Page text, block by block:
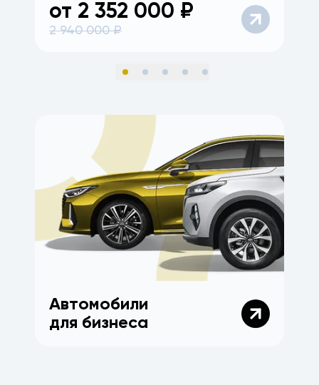
от 2 352 000 ₽
2 940 000₽
Автомобили
для бизнеса